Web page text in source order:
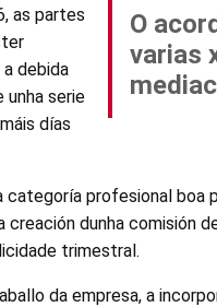
O
varias
as partes
debida
serie
días
profesional boa
dunha comisión
trimestral.
da empresa, a